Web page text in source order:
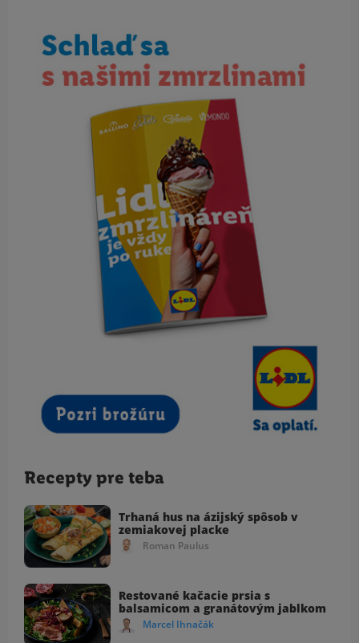
Recepty pre teba
Trhaná hus na ázijský spôsob v
zemiakovej placke
Roman Paulus
Restované kačacie prsia s
balsamicom a granátovým jablkom
Marcel Ihnačák